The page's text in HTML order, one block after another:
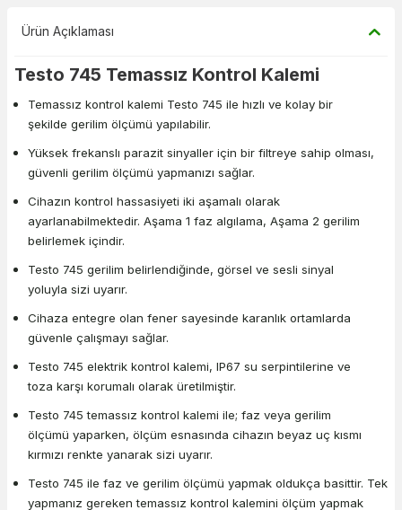
Ürün Açıklaması
Testo 745 Temassız Kontrol Kalemi
Temassız kontrol kalemi Testo 745 ile hızlı ve kolay bir
şekilde gerilim ölçümü yapılabilir.
Yüksek frekanslı parazit sinyaller için bir filtreye sahip olması,
güvenli gerilim ölçümü yapmanızı sağlar.
Cihazın kontrol hassasiyeti iki aşamalı olarak
ayarlanabilmektedir. Aşama 1 faz algılama, Aşama 2 gerilim
belirlemek içindir.
Testo 745 gerilim belirlendiğinde, görsel ve sesli sinyal
yoluyla sizi uyarır.
Cihaza entegre olan fener sayesinde karanlık ortamlarda
güvenle çalışmayı sağlar.
Testo 745 elektrik kontrol kalemi, IP67 su serpintilerine ve
toza karşı korumalı olarak üretilmiştir.
Testo 745 temassız kontrol kalemi ile; faz veya gerilim
ölçümü yaparken, ölçüm esnasında cihazın beyaz uç kısmı
kırmızı renkte yanarak sizi uyarır.
Testo 745 ile faz ve gerilim ölçümü yapmak oldukça basittir. Tek
yapmanız gereken temassız kontrol kalemini ölçüm yapmak